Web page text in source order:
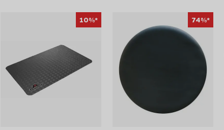
10%* 74%*